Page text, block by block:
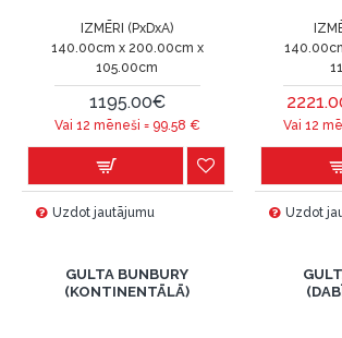
IZMĒRI (PxDxA)
140.00cm x 200.00cm x
105.00cm
1195.00€
Vai 12 mēneši = 99.58 €
Uzdot jautājumu
Vai 12
Uzdot
GULTA BUNBURY
(KONTINENTĀLĀ)